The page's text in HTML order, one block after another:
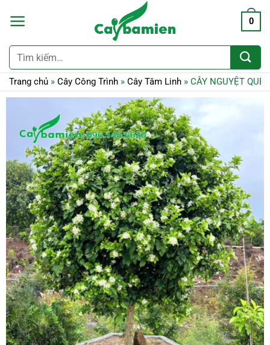
0
Tìm
kiếm:
Trang chủ » Cây Công Trình » Cây Tâm Linh » CÂY NGUYỆT QUẾ